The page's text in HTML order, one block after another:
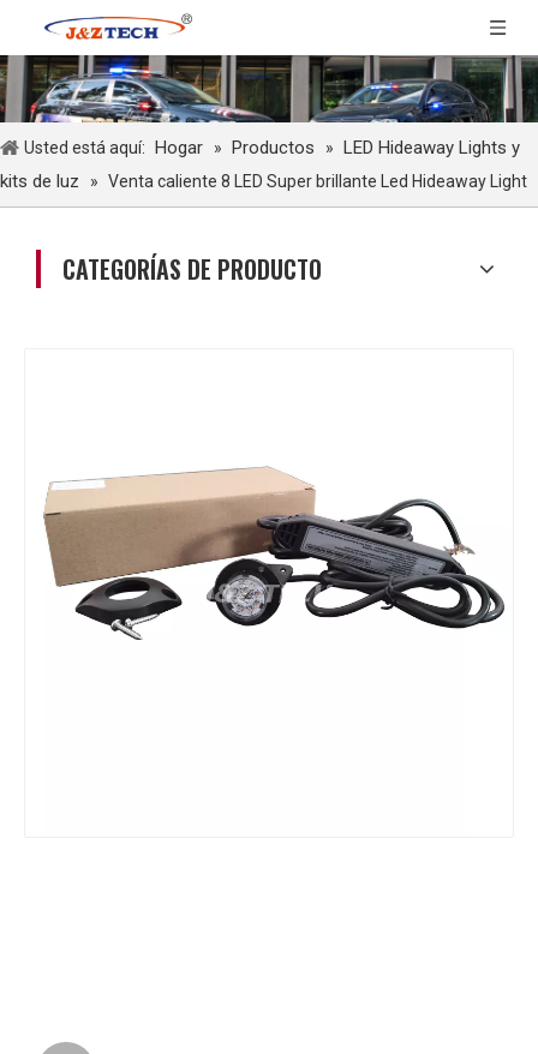
Usted está aquí: Hogar » Productos » LED Hideaway Lights y
kits de luz
» Venta caliente 8 LED Super brillante Led Hideaway Light
CATEGORÍAS DE PRODUCTO